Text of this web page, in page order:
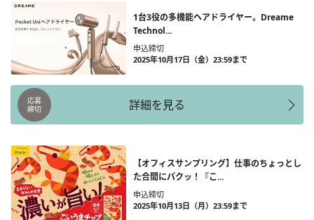
1台3役の多機能ヘアドライヤー。Dreame
Technol...
申込締切
2025年10月17日（金）23:59まで
詳細を見る
応募
締切
【オフィスサンプリング】仕事のちょっとし
た合間にパクッ！『こ...
申込締切
2025年10月13日（月）23:59まで